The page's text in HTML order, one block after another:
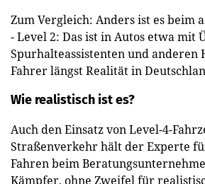
Zum Vergleich: Anders ist es beim
- Level 2: Das ist in Autos etwa mit
Spurhalteassistenten und anderen
Fahrer längst Realität in
Wie realistisch ist es?
Auch den Einsatz von Level-4-
Straßenverkehr hält der Experte
Fahren beim
Kämpfer, ohne Zweifel für